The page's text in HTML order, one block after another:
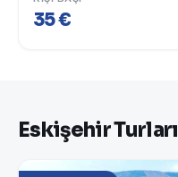
35 €
Eskişehir Turları